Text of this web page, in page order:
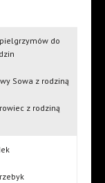
do
Sowa z rodziną
z rodziną